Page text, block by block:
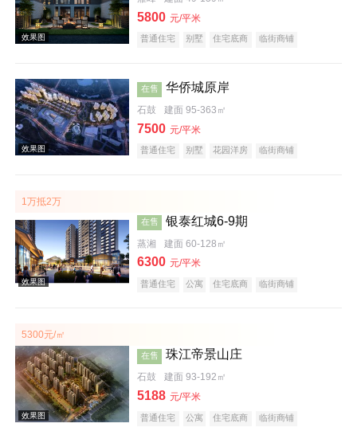
效果图
效果图
5800 元/平米
普通住宅 别墅 住宅底商
临街商铺
效果图
在售 华侨城原岸
石鼓 建面 95-363㎡
7500 元/平米
普通住宅 别墅 花园洋房
临街商铺
1万抵2万
在售 银泰红城6-9期
蒸湘 建面 60-128㎡
6300 元/平米
普通住宅 公寓 住宅底商
临街商铺
5300元/㎡
在售 珠江帝景山庄
石鼓 建面 93-192㎡
5188 元/平米
普通住宅 公寓 住宅底商
临街商铺